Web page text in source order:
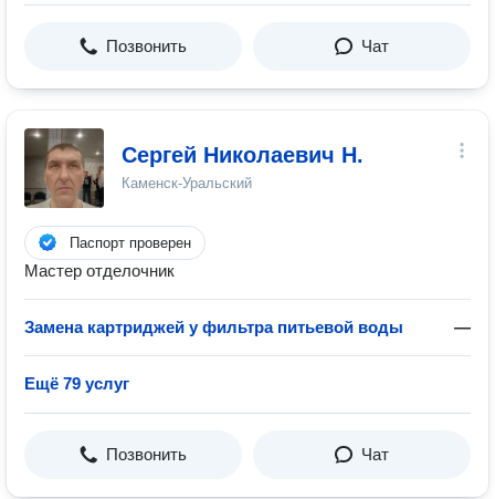
Позвонить Чат
Сергей Николаевич Н.
Каменск-Уральский
Паспорт проверен
Мастер отделочник
Замена картриджей у фильтра питьевой воды —
Ещё 79 услуг
Позвонить Чат